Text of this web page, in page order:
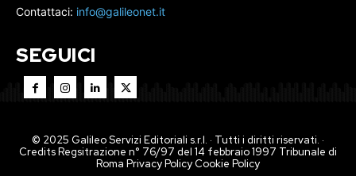
Contattaci: info@galileonet.it
SEGUICI
© 2025 Galileo Servizi Editoriali s.r.l. · Tutti i diritti riservati. ·
Credits Regsitrazione n° 76/97 del 14 febbraio 1997 Tribunale di
Roma Privacy PolicyCookie Policy